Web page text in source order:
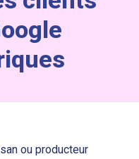
ou producteur